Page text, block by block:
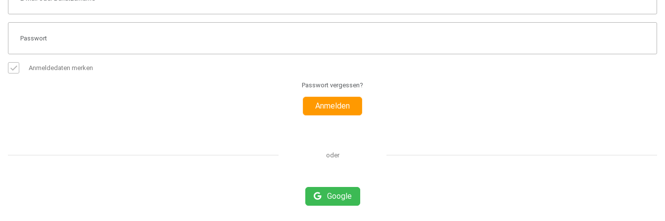
Anmeldedaten merken
Passwort vergessen?
Anmelden
oder
Google